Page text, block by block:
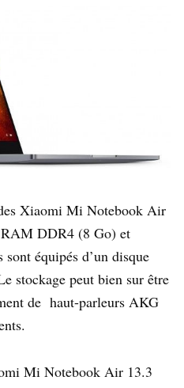
Xiaomi Mi Notebook Air
RAM DDR4 (8 Go) et
équipés d’un disque
stockage peut bien sur être
de haut-parleurs AKG
Mi Notebook Air 13.3